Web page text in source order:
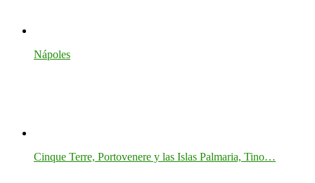
Nápoles
Cinque Terre, Portovenere y las Islas Palmaria, Tino…